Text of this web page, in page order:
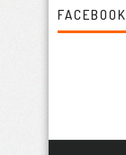
FACEBOOK